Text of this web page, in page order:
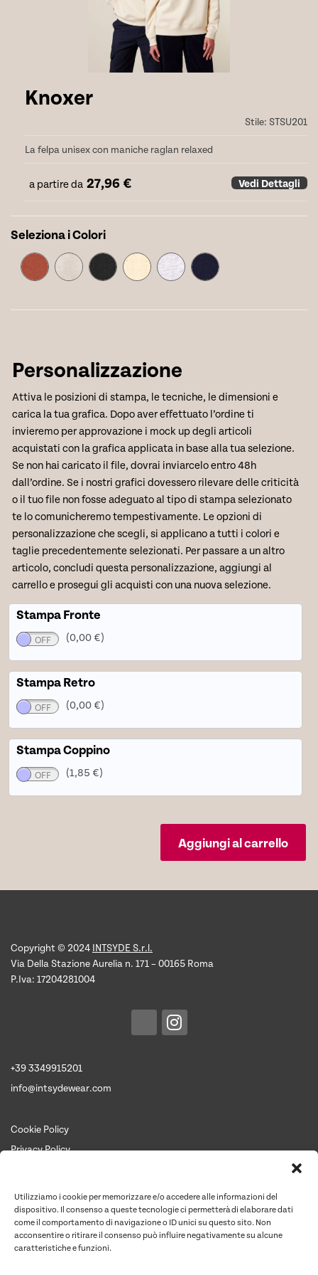
Utilizziamo i cookie per memorizzare e/o accedere alle informazioni del
dispositivo. Il consenso a queste tecnologie ci permetterà di elaborare dati
come il comportamento di navigazione o ID unici su questo sito. Non
acconsentire o ritirare il consenso può influire negativamente su alcune
caratteristiche e funzioni.
Knoxer
Stile: STSU201
La felpa unisex con maniche raglan relaxed
a partire da 27,96 € Vedi Dettagli
Seleziona i Colori
Personalizzazione
Attiva le posizioni di stampa, le tecniche, le dimensioni e
carica la tua grafica. Dopo aver effettuato l’ordine ti
invieremo per approvazione i mock up degli articoli
acquistati con la grafica applicata in base alla tua selezione.
Se non hai caricato il file, dovrai inviarcelo entro 48h
dall’ordine. Se i nostri grafici dovessero rilevare delle criticità
o il tuo file non fosse adeguato al tipo di stampa selezionato
te lo comunicheremo tempestivamente. Le opzioni di
personalizzazione che scegli, si applicano a tutti i colori e
taglie precedentemente selezionati. Per passare a un altro
articolo, concludi questa personalizzazione, aggiungi al
carrello e prosegui gli acquisti con una nuova selezione.
Stampa Fronte
(0,00 €)
Stampa Retro
(0,00 €)
Stampa Coppino
(1,85 €)
Aggiungi al carrello
Copyright © 2024 INTSYDE S.r.l.
Via Della Stazione Aurelia n. 171 – 00165 Roma
P.Iva: 17204281004
+39 3349915201
info@intsydewear.com
Cookie Policy
Privacy Policy
Contattaci per un preventivo
Contatti